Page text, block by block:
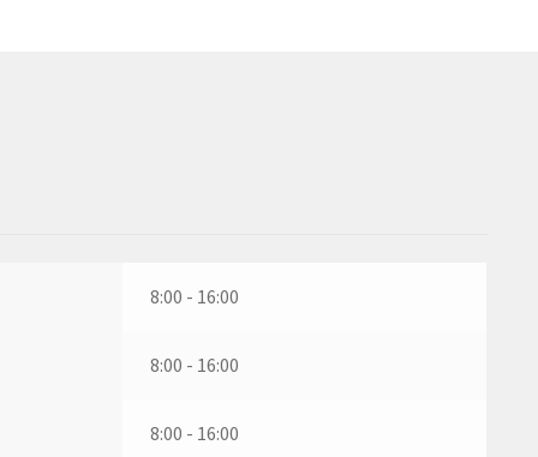
8:00 - 16:00
8:00 - 16:00
8:00 - 16:00